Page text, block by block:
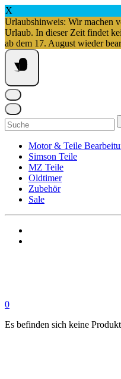
X
Urlaubshinweis: Wir machen
Urlaub. In dieser Zeit findet
ab dem 17. August wieder
Springe
zum
Inhalt
Suchen
nach:
Motor & Teile
Simson Teile
MZ Teile
Oldtimer
Zubehör
Sale
0
Es befinden sich keine